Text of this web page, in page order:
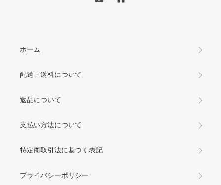
ホーム
配送・送料について
返品について
支払い方法について
特定商取引法に基づく表記
プライバシーポリシー